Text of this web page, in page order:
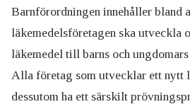
Barnförordningen innehåller bland
läkemedelsföretagen ska utveckla
läkemedel till barns och
Alla företag som utvecklar ett nytt
dessutom ha ett särskilt